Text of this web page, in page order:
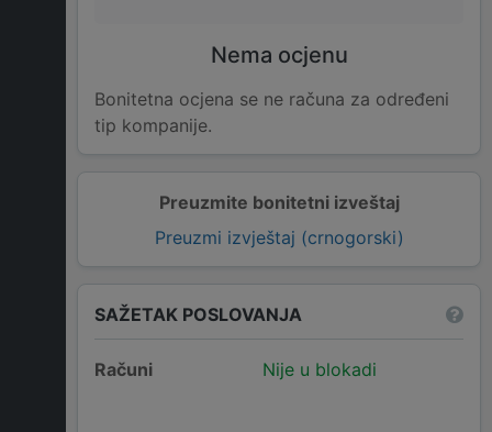
Preuzmite bonitetni izveštaj
Preuzmi izvještaj (crnogorski)
Nema ocjenu
Bonitetna ocjena se ne računa za određeni
tip kompanije.
SAŽETAK POSLOVANJA
Računi Nije u blokadi